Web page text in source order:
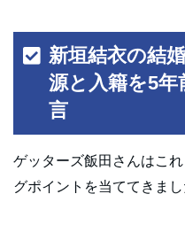
新垣結衣の結
源と入籍を5
言
ゲッターズ飯田さんはこ
グポイントを当ててきまし